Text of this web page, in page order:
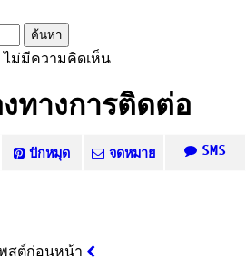
มีความคิดเห็น
ทางการติดต่อ
ปักหมุด จดหมาย SMS
สต์ก่อนหน้า